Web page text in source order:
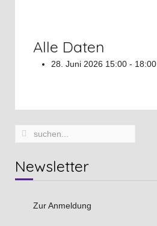
Alle Daten
28. Juni 2026 15:00 - 18:00
Newsletter
Zur Anmeldung